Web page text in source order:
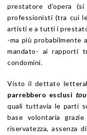
prestatore d’opera
professionisti (tra cui
artisti e a tutti i
-ma più probabilmente
mandato- ai rapporti
condomini.
Visto il dettato
parrebbero esclusi
quali tuttavia le parti
base volontaria
riservatezza, assenza